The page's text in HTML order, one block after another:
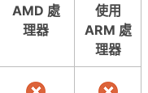
AMD 處
理器
使用
ARM 處
理器